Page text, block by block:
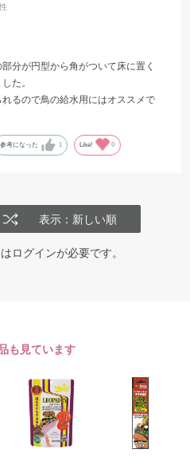
分が円型から角がついて床に置く
た。
るので鳥の給水用にはオススメで
参考になった 1 Like! 0
表示：新しい順
ログインが必要です。
も見ています